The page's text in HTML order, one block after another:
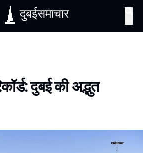
दुबईसमाचार
दुबई की अद्भुत